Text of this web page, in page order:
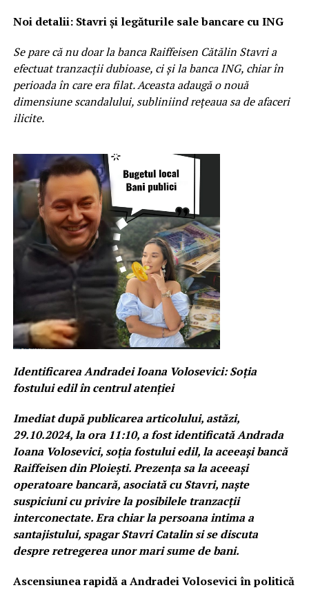
Noi detalii: Stavri și legăturile sale bancare cu ING
Se pare că nu doar la banca Raiffeisen Cătălin Stavri a
efectuat tranzacții dubioase, ci și la banca ING, chiar în
perioada în care era filat. Aceasta adaugă o nouă
dimensiune scandalului, subliniind rețeaua sa de afaceri
ilicite.
Identificarea Andradei Ioana Volosevici: Soția
fostului edil în centrul atenției
Imediat după publicarea articolului, astăzi,
29.10.2024, la ora 11:10, a fost identificată Andrada
Ioana Volosevici, soția fostului edil, la aceeași bancă
Raiffeisen din Ploiești. Prezența sa la aceeași
operatoare bancară, asociată cu Stavri, naște
suspiciuni cu privire la posibilele tranzacții
interconectate. Era chiar la persoana intima a
santajistului, spagar Stavri Catalin si se discuta
despre retregerea unor mari sume de bani.
Ascensiunea rapidă a Andradei Volosevici în politică